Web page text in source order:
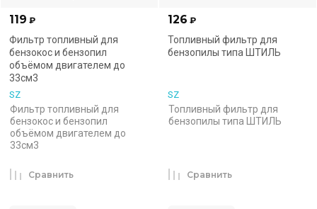
119 ₽
Фильтр топливный для
бензокос и бензопил
объёмом двигателем до
33см3
SZ
Фильтр топливный для
бензокос и бензопил
объёмом двигателем до
33см3
Сравнить
126 ₽
Топливный фильтр для
бензопилы типа ШТИЛЬ
SZ
Топливный фильтр для
бензопилы типа ШТИЛЬ
Сравнить